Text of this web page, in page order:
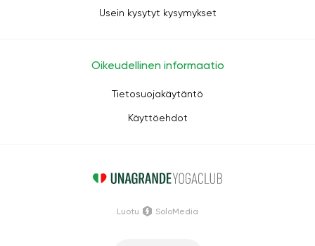
Usein kysytyt kysymykset
Oikeudellinen informaatio
Tietosuojakäytäntö
Käyttöehdot
Luotu SoloMedia